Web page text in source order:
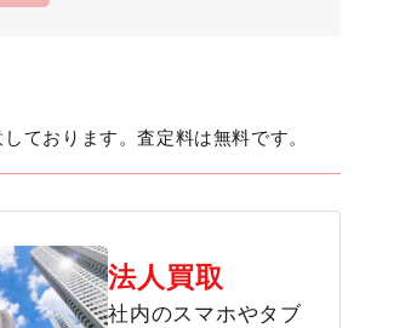
ております。査定料は無料です。
法人買取
社内のスマホやタブ